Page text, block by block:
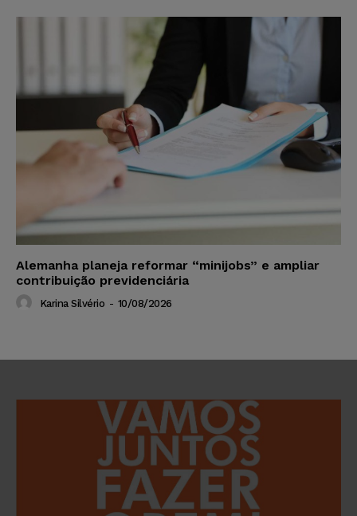
Alemanha planeja reformar “minijobs” e ampliar
contribuição previdenciária
Karina Silvério - 10/08/2026